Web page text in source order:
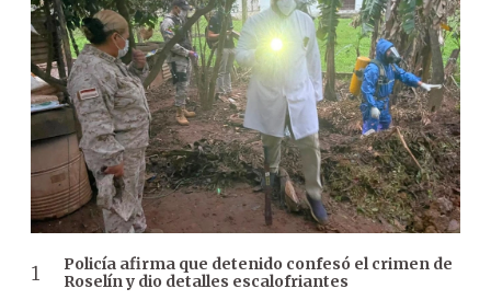
Policía afirma que detenido confesó el crimen de
Roselín y dio detalles escalofriantes